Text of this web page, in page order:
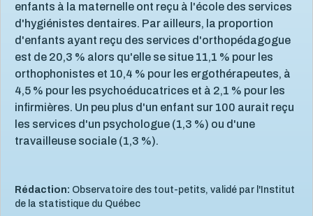
enfants à la maternelle ont reçu à l'école des services
d'hygiénistes dentaires. Par ailleurs, la proportion
d'enfants ayant reçu des services d'orthopédagogue
est de 20,3 % alors qu'elle se situe 11,1 % pour les
orthophonistes et 10,4 % pour les ergothérapeutes, à
4,5 % pour les psychoéducatrices et à 2,1 % pour les
infirmières. Un peu plus d'un enfant sur 100 aurait reçu
les services d'un psychologue (1,3 %) ou d'une
travailleuse sociale (1,3 %).
Rédaction: Observatoire des tout-petits, validé par l'Institut
de la statistique du Québec